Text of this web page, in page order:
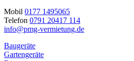
Mobil 0177 1495065
Telefon 0791 20417 114
info@pmg-vermietung.de
Baugeräte
Gartengeräte